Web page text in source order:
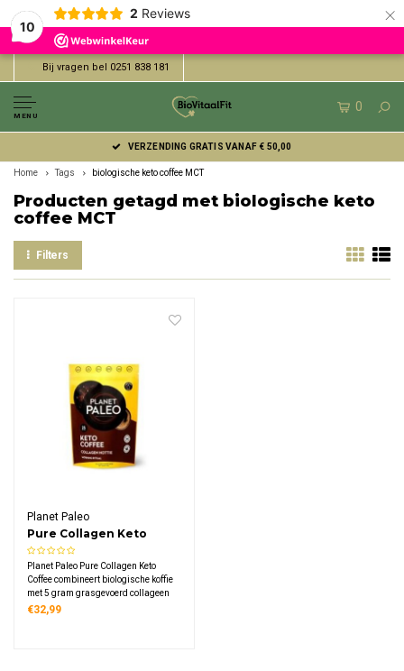
10
2 Reviews ×
Bij vragen bel 0251 838 181
MENU
0
VERZENDING GRATIS VANAF € 50,00
Home Tags biologische keto coffee MCT
Producten getagd met biologische keto
coffee MCT
Filters
Planet Paleo
Pure Collagen Keto
Coffee
Planet Paleo Pure Collagen Keto
Coffee combineert biologische koffie
met 5 gram grasgevoerd collageen
en MCT-poeder. 4,9 gram eiwit per
€32,99